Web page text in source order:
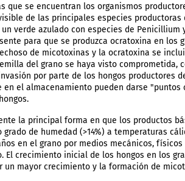
que se encuentran los organismos
de las principales especies
verde azulado con especies de Penicillium
para que se produzca ocratoxina en los
de micotoxinas y la ocratoxina se
del grano se haya visto comprometida,
por parte de los hongos productores
el almacenamiento pueden darse
la principal forma en que los productos
de humedad (>14%) a temperaturas
en el grano por medios mecánicos,
El crecimiento inicial de los hongos en los
mayor crecimiento y la formación de